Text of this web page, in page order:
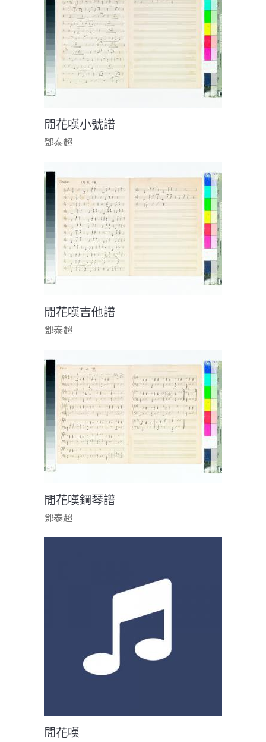
閒花嘆小號譜
鄧泰超
閒花嘆吉他譜
鄧泰超
閒花嘆鋼琴譜
鄧泰超
閒花嘆